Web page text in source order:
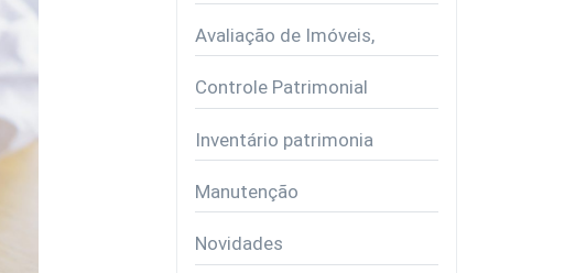
Avaliação de Imóveis,
Controle Patrimonial
Inventário patrimonia
Manutenção
Novidades